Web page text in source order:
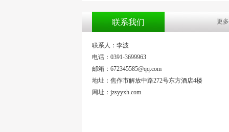
联系我们 更
联系人：李波
电话：0391-3699963
邮箱：672345585@qq.com
地址：焦作市解放中路272号东方酒店4楼
网址：jzsyyxh.com